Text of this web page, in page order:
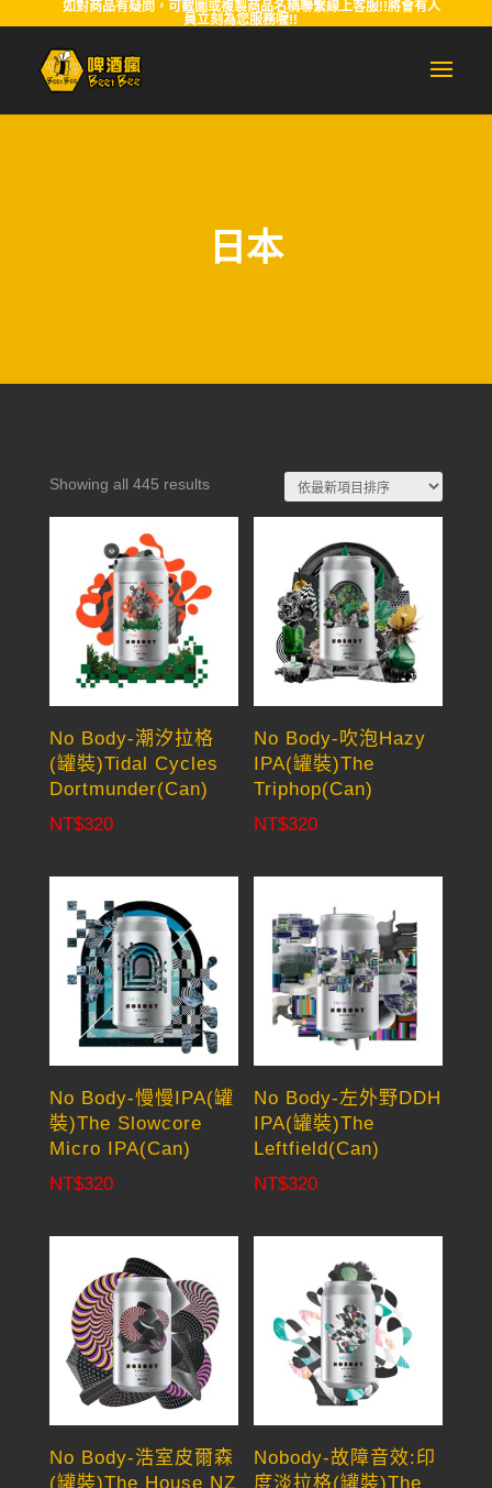
如對商品有疑問，可截圖或複製商品名稱聯繫線上客服!!將會有人
員立刻為您服務喔!!
日本
Showing all 445 resultsSorted
No Body-潮汐拉格
(罐裝)Tidal Cycles
Dortmunder(Can)
NT$320
No Body-吹泡Hazy
IPA(罐裝)The
Triphop(Can)
NT$320
No Body-慢慢IPA(罐
裝)The Slowcore
Micro IPA(Can)
NT$320
No Body-左外野DDH
IPA(罐裝)The
Leftfield(Can)
NT$320
No Body-浩室皮爾森
(罐裝)The House NZ
Nobody-故障音效:印
度淡拉格(罐裝)The